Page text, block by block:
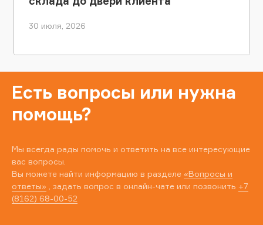
30 июля, 2026
Есть вопросы или нужна
помощь?
Мы всегда рады помочь и ответить на все интересующие
вас вопросы.
Вы можете найти информацию в разделе «Вопросы и
ответы» , задать вопрос в онлайн-чате или позвонить +7
(8162) 68-00-52